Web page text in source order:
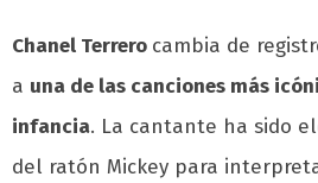
Chanel Terrero cambia de
a una de las canciones más
infancia. La cantante ha sido
del ratón Mickey para